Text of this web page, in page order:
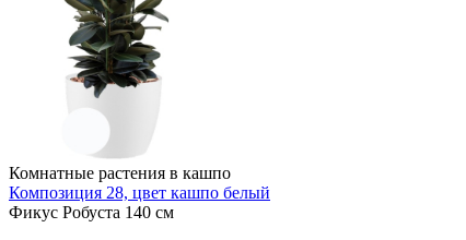
Комнатные растения в кашпо
Композиция 28, цвет кашпо белый
Фикус Робуста 140 см